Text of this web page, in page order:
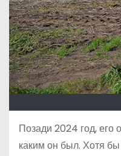
Позади 2024 год, его
каким он был. Хотя бы